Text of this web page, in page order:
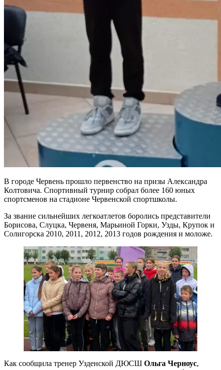
В городе Червень прошло первенство на призы Александра
Колтовича. Спортивный турнир собрал более 160 юных
спортсменов на стадионе Червенской спортшколы.
За звание сильнейших легкоатлетов боролись представители
Борисова, Слуцка, Червеня, Марьиной Горки, Узды, Крупок и
Солигорска 2010, 2011, 2012, 2013 годов рождения и моложе.
Как сообщила тренер Узденской ДЮСШ Ольга Черноус,